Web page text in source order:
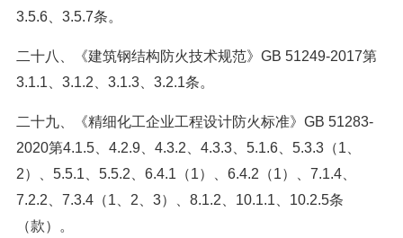
3.5.6、3.5.7条。
二十八、《建筑钢结构防火技术规范》GB 51249-2017第
3.1.1、3.1.2、3.1.3、3.2.1条。
二十九、《精细化工企业工程设计防火标准》GB 51283-
2020第4.1.5、4.2.9、4.3.2、4.3.3、5.1.6、5.3.3（1、
2）、5.5.1、5.5.2、6.4.1（1）、6.4.2（1）、7.1.4、
7.2.2、7.3.4（1、2、3）、8.1.2、10.1.1、10.2.5条
（款）。